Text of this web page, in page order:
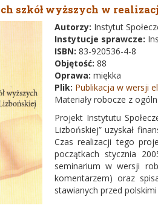
szkół wyższych w
Autorzy: Instytut
Instytucje sprawcze:
ISBN: 83-920536-4-8
Objętość: 88
Oprawa: miękka
Plik: Publikacja w wersji
Materiały robocze z
Projekt Instytutu
Lizbońskiej” uzyskał
Czas realizacji tego
początkach stycznia
seminarium w wersji
komentarzem) oraz
stawianych przed